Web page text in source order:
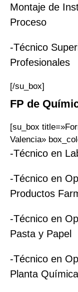
Montaje de
Proceso
-Técnico
Profesionales
[/su_box]
FP de
[su_box
Valencia»
-Técnico en
-Técnico en
Productos
-Técnico en
Pasta y Papel
-Técnico en
Planta Química